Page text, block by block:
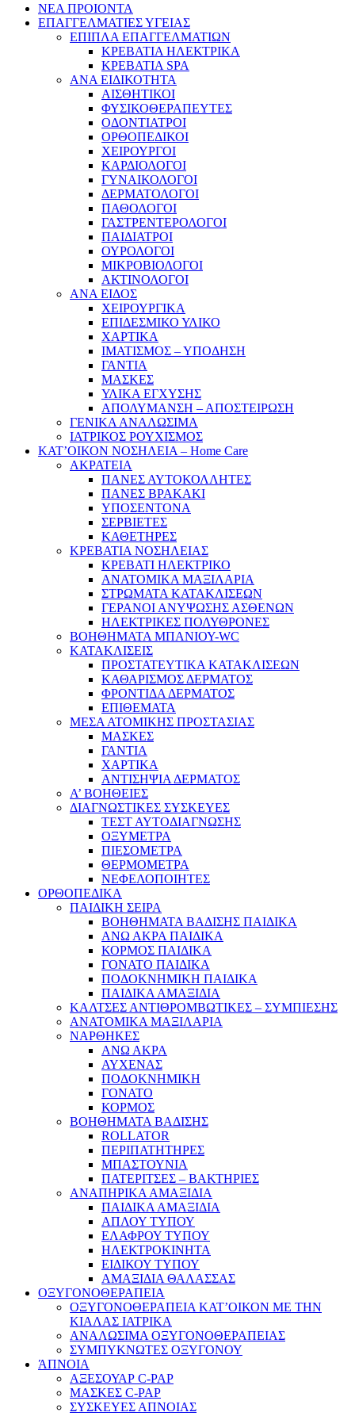
ΝΕΑ ΠΡΟΙΟΝΤΑ
ΕΠΑΓΓΕΛΜΑΤΙΕΣ ΥΓΕΙΑΣ
ΕΠΙΠΛΑ ΕΠΑΓΓΕΛΜΑΤΙΩΝ
ΚΡΕΒΑΤΙΑ ΗΛΕΚΤΡΙΚΑ
ΚΡΕΒΑΤΙΑ SPA
ΑΝΑ ΕΙΔΙΚΟΤΗΤΑ
ΑΙΣΘΗΤΙΚΟΙ
ΦΥΣΙΚΟΘΕΡΑΠΕΥΤΕΣ
ΟΔΟΝΤΙΑΤΡΟΙ
ΟΡΘΟΠΕΔΙΚΟΙ
ΧΕΙΡΟΥΡΓΟΙ
ΚΑΡΔΙΟΛΟΓΟΙ
ΓΥΝΑΙΚΟΛΟΓΟΙ
ΔΕΡΜΑΤΟΛΟΓΟΙ
ΠΑΘΟΛΟΓΟΙ
ΓΑΣΤΡΕΝΤΕΡΟΛΟΓΟΙ
ΠΑΙΔΙΑΤΡΟΙ
ΟΥΡΟΛΟΓΟΙ
ΜΙΚΡΟΒΙΟΛΟΓΟΙ
ΑΚΤΙΝΟΛΟΓΟΙ
ΑΝΑ ΕΙΔΟΣ
ΧΕΙΡΟΥΡΓΙΚΑ
ΕΠΙΔΕΣΜΙΚΟ ΥΛΙΚΟ
ΧΑΡΤΙΚΑ
ΙΜΑΤΙΣΜΟΣ – ΥΠΟΔΗΣΗ
ΓΑΝΤΙΑ
ΜΑΣΚΕΣ
ΥΛΙΚΑ ΕΓΧΥΣΗΣ
ΑΠΟΛΥΜΑΝΣΗ – ΑΠΟΣΤΕΙΡΩΣΗ
ΓΕΝΙΚΑ ΑΝΑΛΩΣΙΜΑ
ΙΑΤΡΙΚΟΣ ΡΟΥΧΙΣΜΟΣ
ΚΑΤ’ΟΙΚΟΝ ΝΟΣΗΛΕΙΑ – Home Care
ΑΚΡΑΤΕΙΑ
ΠΑΝΕΣ ΑΥΤΟΚΟΛΛΗΤΕΣ
ΠΑΝΕΣ ΒΡΑΚΑΚΙ
ΥΠΟΣΕΝΤΟΝΑ
ΣΕΡΒΙΕΤΕΣ
ΚΑΘΕΤΗΡΕΣ
ΚΡΕΒΑΤΙΑ ΝΟΣΗΛΕΙΑΣ
ΚΡΕΒΑΤΙ ΗΛΕΚΤΡΙΚΟ
ΑΝΑΤΟΜΙΚΑ ΜΑΞΙΛΑΡΙΑ
ΣΤΡΩΜΑΤΑ ΚΑΤΑΚΛΙΣΕΩΝ
ΓΕΡΑΝΟΙ ΑΝΥΨΩΣΗΣ ΑΣΘΕΝΩΝ
ΗΛΕΚΤΡΙΚΕΣ ΠΟΛΥΘΡΟΝΕΣ
ΒΟΗΘΗΜΑΤΑ ΜΠΑΝΙΟΥ-WC
ΚΑΤΑΚΛΙΣΕΙΣ
ΠΡΟΣΤΑΤΕΥΤΙΚΑ ΚΑΤΑΚΛΙΣΕΩΝ
ΚΑΘΑΡΙΣΜΟΣ ΔΕΡΜΑΤΟΣ
ΦΡΟΝΤΙΔΑ ΔΕΡΜΑΤΟΣ
ΕΠΙΘΕΜΑΤΑ
ΜΕΣΑ ΑΤΟΜΙΚΗΣ ΠΡΟΣΤΑΣΙΑΣ
ΜΑΣΚΕΣ
ΓΑΝΤΙΑ
ΧΑΡΤΙΚΑ
ΑΝΤΙΣΗΨΙΑ ΔΕΡΜΑΤΟΣ
Α’ ΒΟΗΘΕΙΕΣ
ΔΙΑΓΝΩΣΤΙΚΕΣ ΣΥΣΚΕΥΕΣ
ΤΕΣΤ ΑΥΤΟΔΙΑΓΝΩΣΗΣ
ΟΞΥΜΕΤΡΑ
ΠΙΕΣΟΜΕΤΡΑ
ΘΕΡΜΟΜΕΤΡΑ
ΝΕΦΕΛΟΠΟΙΗΤΕΣ
ΟΡΘΟΠΕΔΙΚΑ
ΠΑΙΔΙΚΗ ΣΕΙΡΑ
ΒΟΗΘΗΜΑΤΑ ΒΑΔΙΣΗΣ ΠΑΙΔΙΚΑ
ΑΝΩ ΑΚΡΑ ΠΑΙΔΙΚΑ
ΚΟΡΜΟΣ ΠΑΙΔΙΚΑ
ΓΟΝΑΤΟ ΠΑΙΔΙΚΑ
ΠΟΔΟΚΝΗΜΙΚΗ ΠΑΙΔΙΚΑ
ΠΑΙΔΙΚΑ ΑΜΑΞΙΔΙΑ
ΚΑΛΤΣΕΣ ΑΝΤΙΘΡΟΜΒΩΤΙΚΕΣ – ΣΥΜΠΙΕΣΗΣ
ΑΝΑΤΟΜΙΚΑ ΜΑΞΙΛΑΡΙΑ
ΝΑΡΘΗΚΕΣ
ΑΝΩ ΑΚΡΑ
ΑΥΧΕΝΑΣ
ΠΟΔΟΚΝΗΜΙΚΗ
ΓΟΝΑΤΟ
ΚΟΡΜΟΣ
ΒΟΗΘΗΜΑΤΑ ΒΑΔΙΣΗΣ
ROLLATOR
ΠΕΡΙΠΑΤΗΤΗΡΕΣ
ΜΠΑΣΤΟΥΝΙΑ
ΠΑΤΕΡΙΤΣΕΣ – ΒΑΚΤΗΡΙΕΣ
ΑΝΑΠΗΡΙΚΑ ΑΜΑΞΙΔΙΑ
ΠΑΙΔΙΚΑ ΑΜΑΞΙΔΙΑ
ΑΠΛΟΥ ΤΥΠΟΥ
ΕΛΑΦΡΟΥ ΤΥΠΟΥ
ΗΛΕΚΤΡΟΚΙΝΗΤΑ
ΕΙΔΙΚΟΥ ΤΥΠΟΥ
ΑΜΑΞΙΔΙΑ ΘΑΛΑΣΣΑΣ
ΟΞΥΓΟΝΟΘΕΡΑΠΕΙΑ
ΟΞΥΓΟΝΟΘΕΡΑΠΕΙΑ ΚΑΤ’ΟΙΚΟΝ ΜΕ ΤΗΝ
ΚΙΑΛΑΣ ΙΑΤΡΙΚΑ
ΑΝΑΛΩΣΙΜΑ ΟΞΥΓΟΝΟΘΕΡΑΠΕΙΑΣ
ΣΥΜΠΥΚΝΩΤΕΣ ΟΞΥΓΟΝΟΥ
ΆΠΝΟΙΑ
ΑΞΕΣΟΥΑΡ C-PAP
ΜΑΣΚΕΣ C-PAP
ΣΥΣΚΕΥΕΣ ΑΠΝΟΙΑΣ